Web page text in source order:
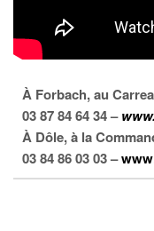
À Forbach, au
03 87 84 64 34 –
À Dôle, à la
03 84 86 03 03 –